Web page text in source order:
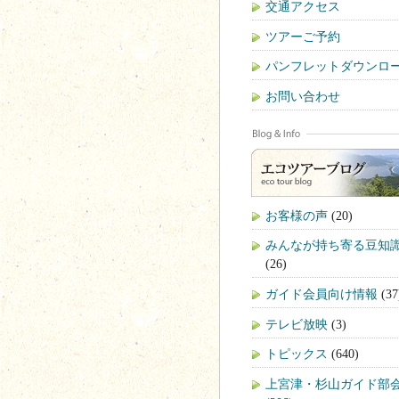
交通アクセス
ツアーご予約
パンフレットダウンロ
お問い合わせ
お客様の声 (20)
みんなが持ち寄る豆知
(26)
ガイド会員向け情報
テレビ放映 (3)
トピックス (640)
上宮津・杉山ガイド部